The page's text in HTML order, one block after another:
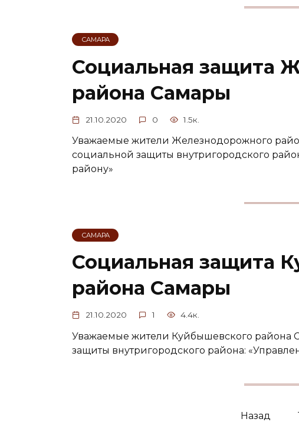
САМАРА
Социальная защита
района Самары
21.10.2020 0 1.5к.
Уважаемые жители Железнодорожного
социальной защиты внутригородского
району»
САМАРА
Социальная защита
района Самары
21.10.2020 1 4.4к.
Уважаемые жители Куйбышевского района
защиты внутригородского района:
Назад